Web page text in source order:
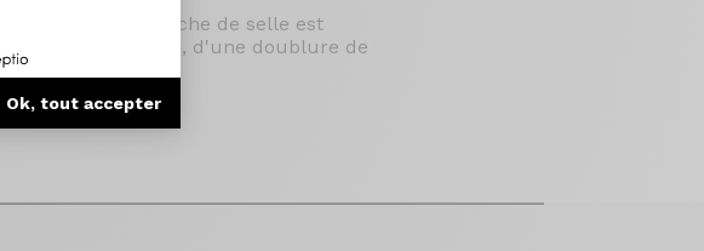
Ok, tout accepter
Cette sacoche de selle est
et, enfin, d'une doublure de